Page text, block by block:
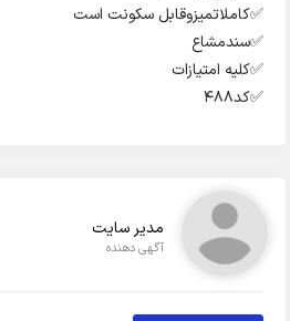
✅️کاملاتمیزوقابل سکونت است
✅️سندمشاع
✅️کلیه امتیازات
✅️کد۴۸۸
مدیر سایت
آگهی دهنده